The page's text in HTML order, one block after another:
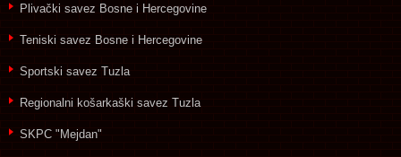
Plivački savez Bosne i Hercegovine
Teniski savez Bosne i Hercegovine
Sportski savez Tuzla
Regionalni košarkaški savez Tuzla
SKPC "Mejdan"